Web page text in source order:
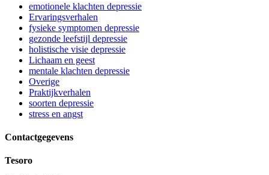
emotionele klachten depressie
Ervaringsverhalen
fysieke symptomen depressie
gezonde leefstijl depressie
holistische visie depressie
Lichaam en geest
mentale klachten depressie
Overige
Praktijkverhalen
soorten depressie
stress en angst
Contactgegevens
Tesoro